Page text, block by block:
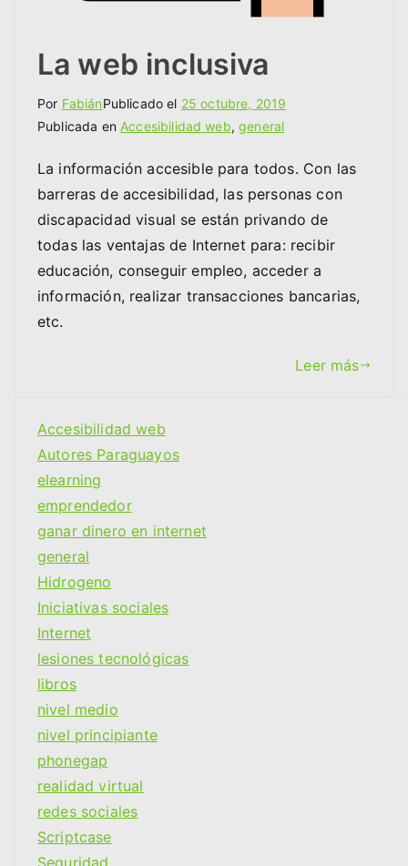
La web inclusiva
Por FabiánPublicado el 25 octubre, 2019
Publicada en Accesibilidad web,general
La información accesible para todos. Con las
barreras de accesibilidad, las personas con
discapacidad visual se están privando de
todas las ventajas de Internet para: recibir
educación, conseguir empleo, acceder a
información, realizar transacciones bancarias,
etc.
Leer más
Accesibilidad web
Autores Paraguayos
elearning
emprendedor
ganar dinero en internet
general
Hidrogeno
Iniciativas sociales
Internet
lesiones tecnológicas
libros
nivel medio
nivel principiante
phonegap
realidad virtual
redes sociales
Scriptcase
Seguridad